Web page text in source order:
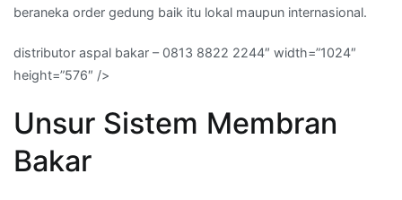
beraneka order gedung baik itu lokal maupun internasional.
distributor aspal bakar – 0813 8822 2244″ width=”1024″
height=”576″ />
Unsur Sistem Membran
Bakar